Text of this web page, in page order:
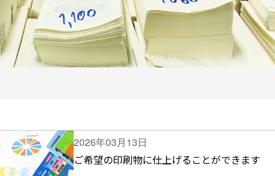
2026年03月13日
ご希望の印刷物に仕上げることができます